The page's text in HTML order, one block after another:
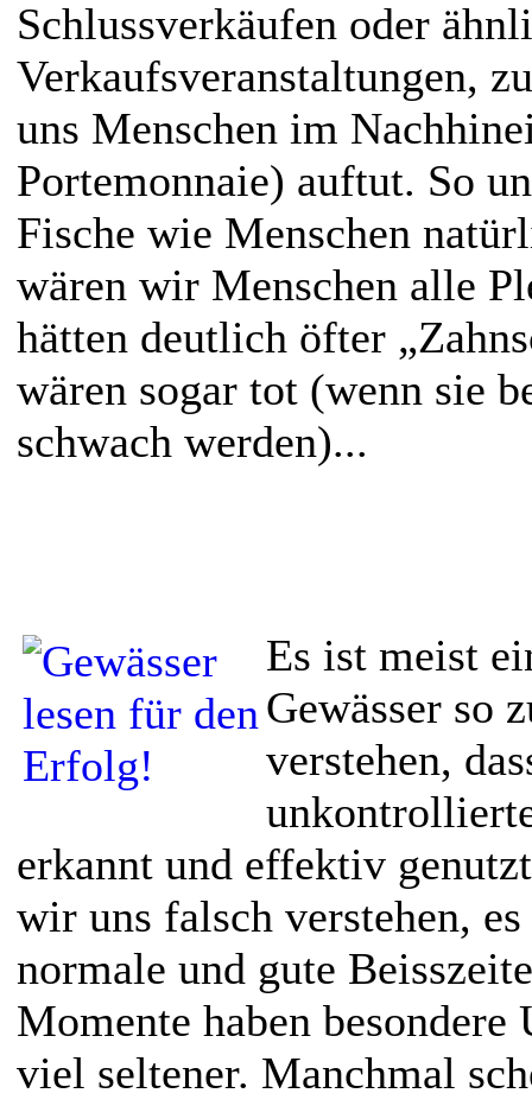
Schlussverkäufen oder
Verkaufsveranstaltungen,
uns Menschen im
Portemonnaie) auftut. So
Fische wie Menschen
wären wir Menschen alle
hätten deutlich öfter
wären sogar tot (wenn sie
schwach werden)...
Es ist meist
Gewässer so
verstehen,
erkannt und effektiv
wir uns falsch verstehen,
normale und gute
Momente haben besondere
viel seltener. Manchmal